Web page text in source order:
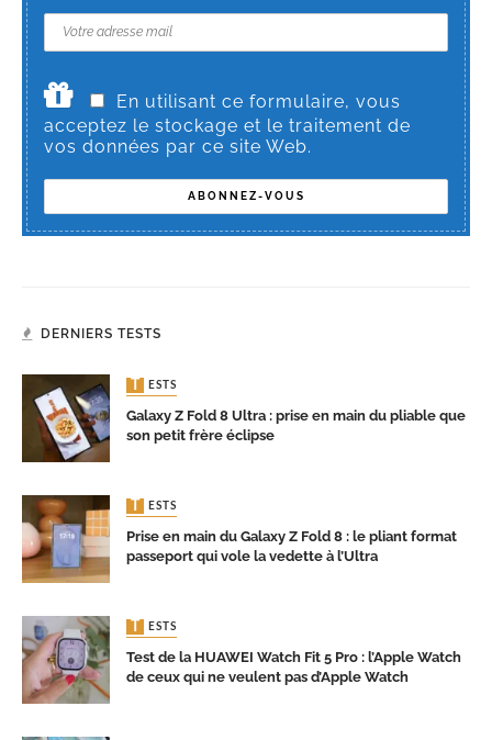
En utilisant ce formulaire, vous
acceptez le stockage et le traitement de
vos données par ce site Web.
DERNIERS TESTS
TESTS
Galaxy Z Fold 8 Ultra : prise en main du pliable que
son petit frère éclipse
TESTS
Prise en main du Galaxy Z Fold 8 : le pliant format
passeport qui vole la vedette à l’Ultra
TESTS
Test de la HUAWEI Watch Fit 5 Pro : l’Apple Watch
de ceux qui ne veulent pas d’Apple Watch